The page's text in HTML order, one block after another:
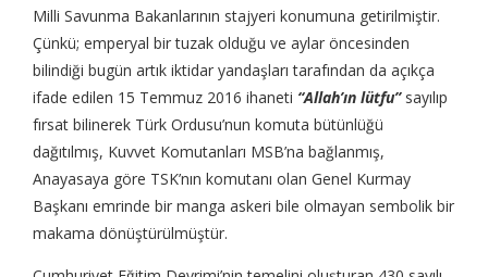
Milli Savunma Bakanlarının stajyeri konumuna getirilmiştir.
Çünkü; emperyal bir tuzak olduğu ve aylar öncesinden
bilindiği bugün artık iktidar yandaşları tarafından da açıkça
ifade edilen 15 Temmuz 2016 ihaneti “Allah’ın lütfu”sayılıp
fırsat bilinerek Türk Ordusu’nun komuta bütünlüğü
dağıtılmış, Kuvvet Komutanları MSB’na bağlanmış,
Anayasaya göre TSK’nın komutanı olan Genel Kurmay
Başkanı emrinde bir manga askeri bile olmayan sembolik bir
makama dönüştürülmüştür.